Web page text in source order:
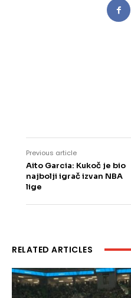
Previous article
Aito Garcia: Kukoč je bio
najbolji igrač izvan NBA
lige
RELATED ARTICLES